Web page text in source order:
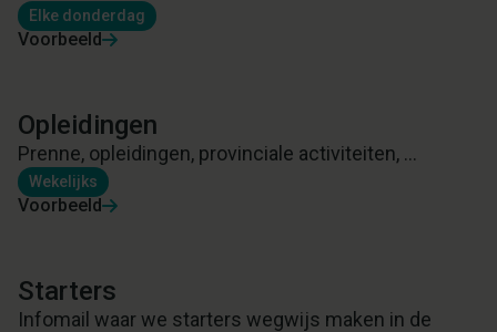
Elke donderdag
Voorbeeld
Opleidingen
Prenne, opleidingen, provinciale activiteiten, ...
Wekelijks
Voorbeeld
Starters
Infomail waar we starters wegwijs maken in de